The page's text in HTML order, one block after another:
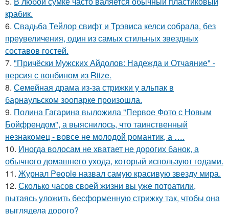
крабик.
6. Свадьба Тейлор свифт и Трэвиса келси собрала, без
преувеличения, один из самых стильных звездных
составов гостей.
7. "Причёски Мужских Айдолов: Надежда и Отчаяние" -
версия с вонбином из Riize.
8. Семейная драма из-за стрижки у альпак в
барнаульском зоопарке произошла.
9. Полина Гагарина выложила "Первое Фото с Новым
Бойфрендом", а выяснилось, что таинственный
незнакомец - вовсе не молодой романтик, а ….
10. Иногда волосам не хватает не дорогих банок, а
обычного домашнего ухода, который используют годами.
11. Журнал People назвал самую красивую звезду мира.
12. Сколько часов своей жизни вы уже потратили,
пытаясь уложить бесформенную стрижку так, чтобы она
выглядела дорого?